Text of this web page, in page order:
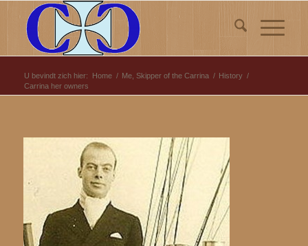
U bevindt zich hier: Home / Me, Skipper of the Carrina / History /
Carrina her owners